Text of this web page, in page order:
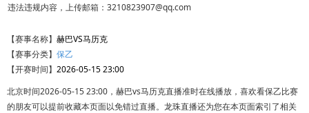
违法违规内容，上传邮箱：3210823907@qq.com
【赛事名称】 赫巴VS马历克
【赛事分类】 保乙
【开赛时间】 2026-05-15 23:00
北京时间2026-05-15 23:00，赫巴vs马历克直播准时在线播放，喜欢看保乙比赛
的朋友可以提前收藏本页面以免错过直播。龙珠直播还为您在本页面索引了相关